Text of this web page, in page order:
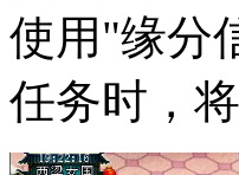
使用"缘分
任务时，